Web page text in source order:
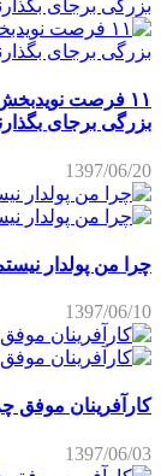
۱۱ فرصت
بزرگی برجای
1397/06/20
چرا من پولدار نیستم؟ ۳ عادت اشتباه مانع
1397/06/10
کارآفرینان موفق
1397/06/03